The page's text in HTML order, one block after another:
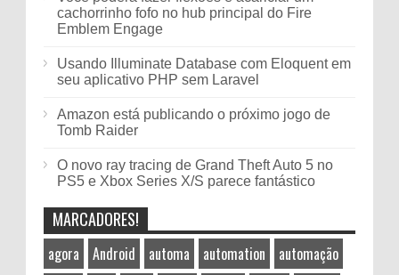
cachorrinho fofo no hub principal do Fire
Emblem Engage
Usando Illuminate Database com Eloquent em
seu aplicativo PHP sem Laravel
Amazon está publicando o próximo jogo de
Tomb Raider
O novo ray tracing de Grand Theft Auto 5 no
PS5 e Xbox Series X/S parece fantástico
MARCADORES!
agora Android automa automation
automação